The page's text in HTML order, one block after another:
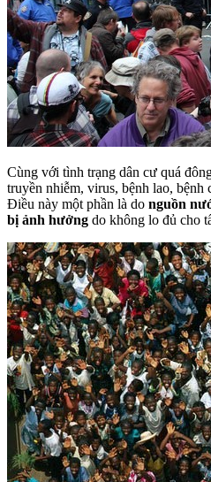
Cùng với tình trạng dân cư quá
truyền nhiễm, virus, bệnh lao, bệnh
Điều này một phần là do nguồn
bị ảnh hưởng do không lo đủ cho